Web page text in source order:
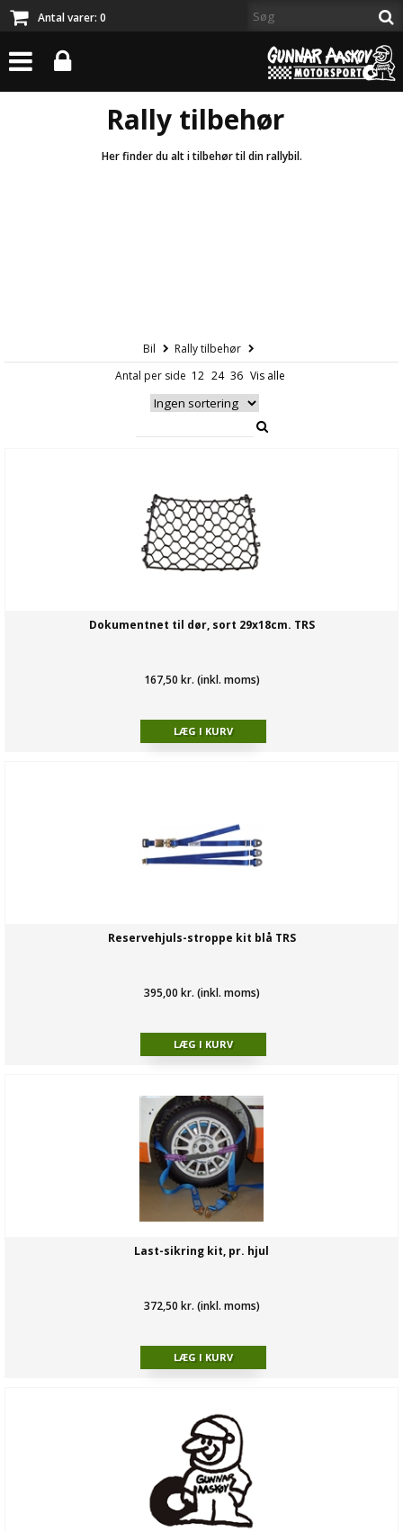
Antal varer: 0
Rally tilbehør
Her finder du alt i tilbehør til din rallybil.
Bil
Rally tilbehør
Antal per side
Dokumentnet til dør, sort 29x18cm. TRS
167,50 kr. (inkl. moms)
Reservehjuls-stroppe kit blå TRS
395,00 kr. (inkl. moms)
Last-sikring kit, pr. hjul
372,50 kr. (inkl. moms)